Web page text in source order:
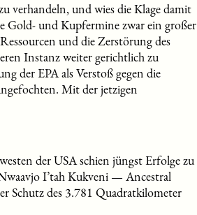
verhandeln, und wies die Klage damit
Gold- und Kupfermine zwar ein großer
und die Zerstörung des
Instanz weiter gerichtlich zu
der EPA als Verstoß gegen die
Mit der jetzigen
der USA schien jüngst Erfolge zu
I’tah Kukveni — Ancestral
Schutz des 3.781 Quadratkilometer